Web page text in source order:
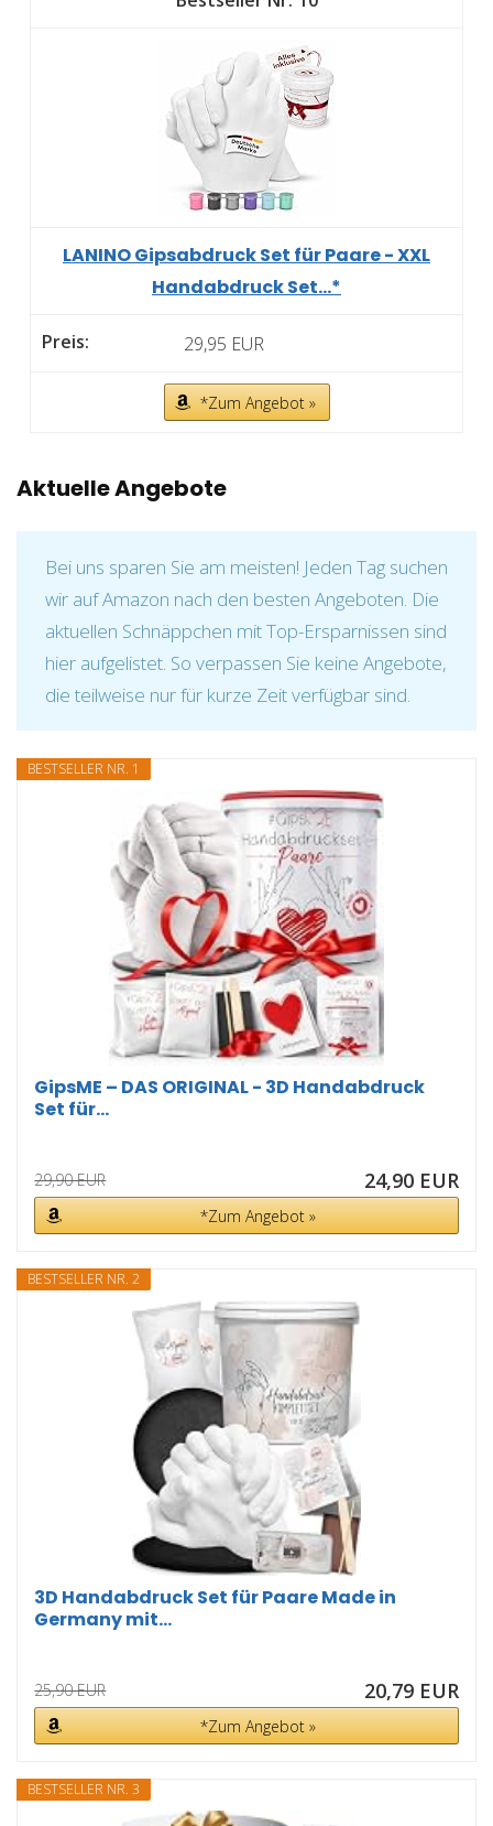
LANINO Gipsabdruck Set für Paare - XXL
Handabdruck Set...*
29,95 EUR
*Zum Angebot »
Aktuelle Angebote
Bei uns sparen Sie am meisten! Jeden Tag suchen
wir auf Amazon nach den besten Angeboten. Die
aktuellen Schnäppchen mit Top-Ersparnissen sind
hier aufgelistet. So verpassen Sie keine Angebote,
die teilweise nur für kurze Zeit verfügbar sind.
BESTSELLER NR. 1
GipsME – DAS ORIGINAL - 3D Handabdruck
Set für...
29,90 EUR 24,90 EUR
*Zum Angebot »
BESTSELLER NR. 2
3D Handabdruck Set für Paare Made in
Germany mit...
25,90 EUR 20,79 EUR
*Zum Angebot »
BESTSELLER NR. 3